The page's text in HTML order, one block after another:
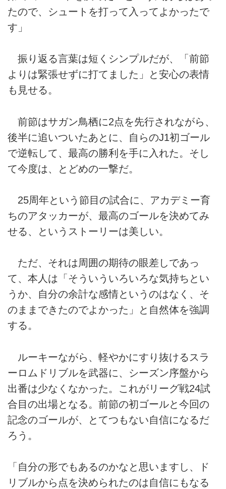
たので、シュートを打って入ってよかったで
す」
振り返る言葉は短くシンプルだが、「前節
よりは緊張せずに打てました」と安心の表情
も見せる。
前節はサガン鳥栖に2点を先行されながら、
後半に追いついたあとに、自らのJ1初ゴール
で逆転して、最高の勝利を手に入れた。そし
て今度は、とどめの一撃だ。
25周年という節目の試合に、アカデミー育
ちのアタッカーが、最高のゴールを決めてみ
せる、というストーリーは美しい。
ただ、それは周囲の期待の眼差しであっ
て、本人は「そういういろいろな気持ちとい
うか、自分の余計な感情というのはなく、そ
のままできたのでよかった」と自然体を強調
する。
ルーキーながら、軽やかにすり抜けるスラ
ーロムドリブルを武器に、シーズン序盤から
出番は少なくなかった。これがリーグ戦24試
合目の出場となる。前節の初ゴールと今回の
記念のゴールが、とてつもない自信になるだ
ろう。
「自分の形でもあるのかなと思いますし、ド
リブルから点を決められたのは自信にもなる